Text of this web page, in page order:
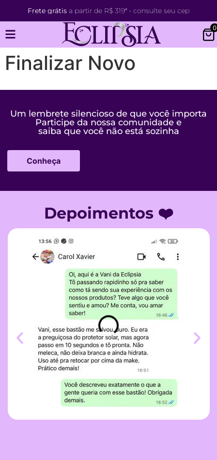
Frete grátis a partir de R$ 319* • consulte seu cep
0
Finalizar Novo
Um lembrete silencioso de que você importa
Participe da nossa comunidade e
saiba que você não está sozinha
Conheça
Depoimentos ❤️